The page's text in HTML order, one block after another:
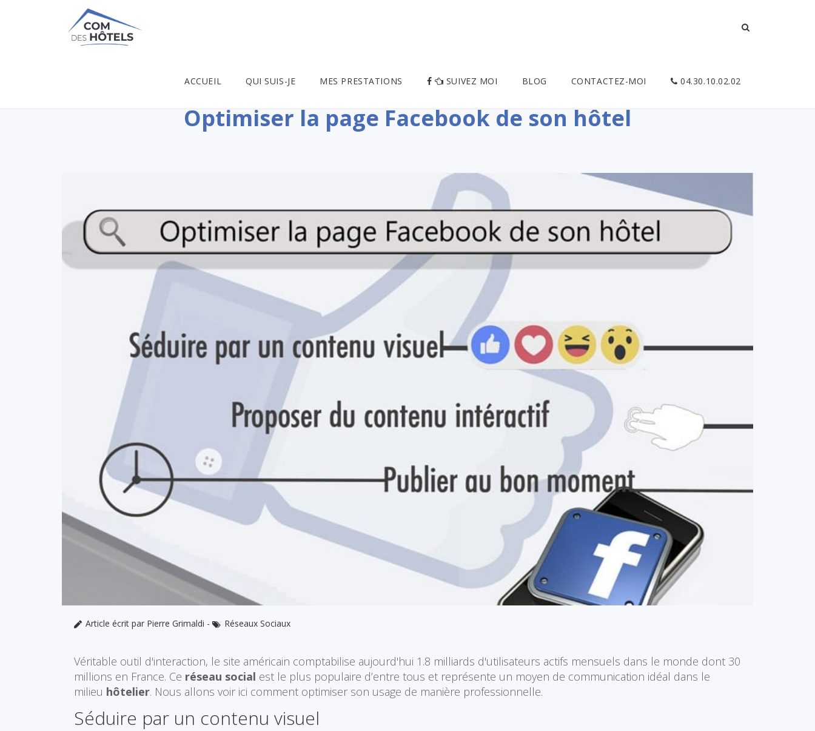
ACCUEIL QUI SUIS-JE MES PRESTATIONS SUIVEZ MOI BLOG CONTACTEZ-MOI 04.30.10.02.02
Optimiser la page Facebook de son hôtel
Article écrit par Pierre Grimaldi - Réseaux Sociaux
Véritable outil d'interaction, le site américain comptabilise aujourd'hui 1.8 milliards d'utilisateurs actifs mensuels dans le monde dont 30
millions en France. Ce réseau social est le plus populaire d’entre tous et représente un moyen de communication idéal dans le
milieu hôtelier. Nous allons voir ici comment optimiser son usage de manière professionnelle.
Séduire par un contenu visuel